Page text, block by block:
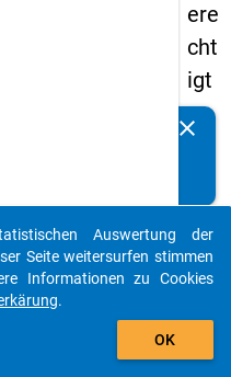
ere
cht
igt
en
s
20
08
clear
auto_stories
add_shopping_cart
Auswertung der
Seite weitersurfen stimmen
Informationen zu Cookies
.
OK